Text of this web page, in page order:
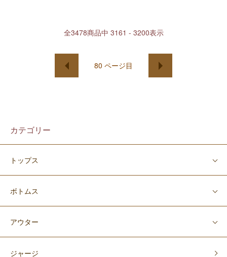
全3478商品中 3161 - 3200表示
80 ページ目
カテゴリー
トップス
ボトムス
アウター
ジャージ